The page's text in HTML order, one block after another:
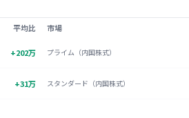
平均比 市場
+202万 プライム（内国株式）
+31万 スタンダード（内国株式）